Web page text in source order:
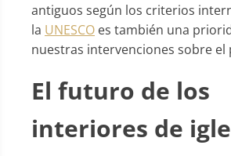
antiguos según los criterios
la UNESCO es también una
nuestras intervenciones sobre
El futuro de los
interiores de